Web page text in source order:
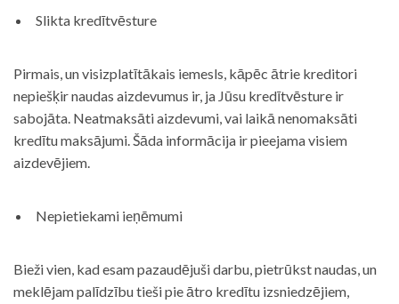
Slikta kredītvēsture
Pirmais, un visizplatītākais iemesls, kāpēc ātrie kreditori
nepiešķir naudas aizdevumus ir, ja Jūsu kredītvēsture ir
sabojāta. Neatmaksāti aizdevumi, vai laikā nenomaksāti
kredītu maksājumi. Šāda informācija ir pieejama visiem
aizdevējiem.
Nepietiekami ieņēmumi
Bieži vien, kad esam pazaudējuši darbu, pietrūkst naudas, un
meklējam palīdzību tieši pie ātro kredītu izsniedzējiem,